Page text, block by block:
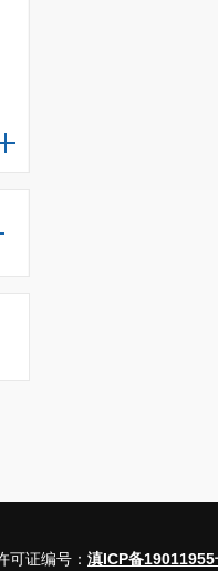
可证编号： 滇ICP备